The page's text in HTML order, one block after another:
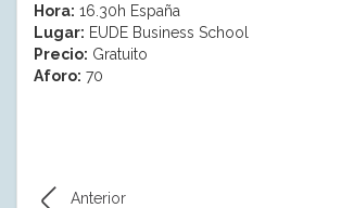
Hora: 16.30h España
Lugar: EUDE Business School
Precio: Gratuito
Aforo: 70
Anterior